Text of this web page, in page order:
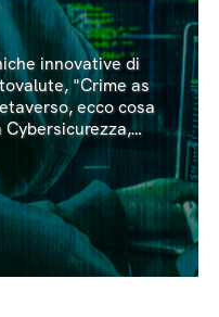
innovative di
"Crime as
ecco cosa